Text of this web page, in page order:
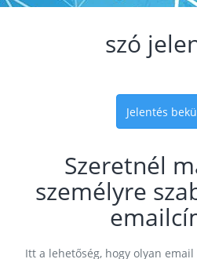
szó
Jelentés
Szeretnél
személyre
Itt a lehetőség, hogy olyan